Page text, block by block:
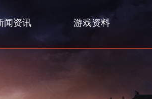
闻资讯 游戏资料